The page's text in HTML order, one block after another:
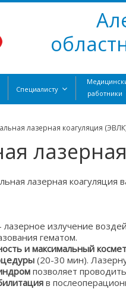
Специалисту
работники
лазерная коагуляция
лазерная
лазерное излучение
гематом.
и максимальный
(20-30 мин).
позволяет
в